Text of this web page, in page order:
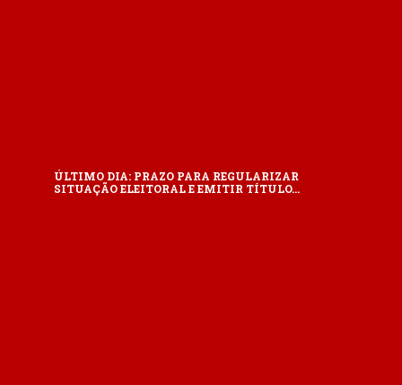
ÚLTIMO DIA: PRAZO PARA REGULARIZAR
SITUAÇÃO ELEITORAL E EMITIR TÍTULO…